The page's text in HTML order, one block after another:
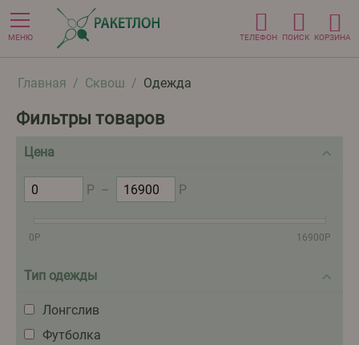
МЕНЮ ТЕЛЕФОН ПОИСК КОРЗИНА
Главная / Сквош / Одежда
Фильтры товаров
Цена
Р – Р
0 Р 16900 Р
Тип одежды
Лонгслив
Футболка